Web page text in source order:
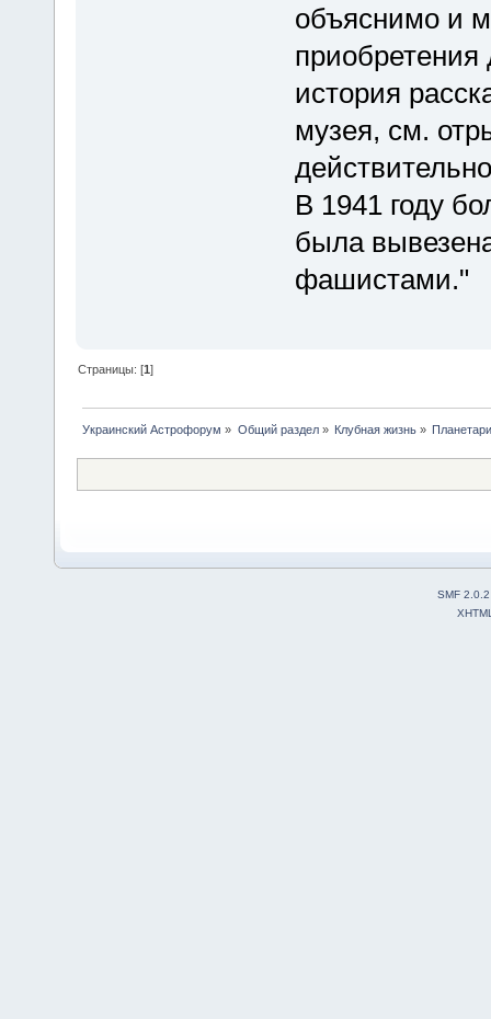
объяснимо и
приобретения
история
музея, см.
В 1941 году
была
фашистами."
Страницы: [1]
Украинский Астрофорум » Общий раздел» Клубная жизнь»
SMF 2.0.2